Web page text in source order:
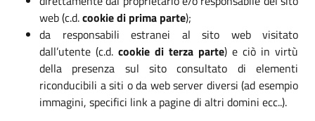
web (c.d.cookie di prima parte);
da responsabili estranei al sito web visitato
dall’utente (c.d. cookie di terza parte) e ciò in virtù
della presenza sul sito consultato di elementi
riconducibili a siti o da web server diversi (ad esempio
immagini, specifici link a pagine di altri domini ecc..).